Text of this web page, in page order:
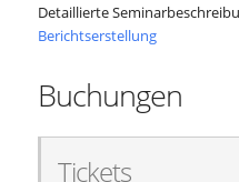
Detaillierte
Berichtserstellung
Buchungen
Tickets